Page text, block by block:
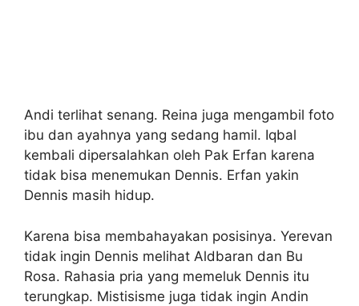
Andi terlihat senang. Reina juga mengambil foto
ibu dan ayahnya yang sedang hamil. Iqbal
kembali dipersalahkan oleh Pak Erfan karena
tidak bisa menemukan Dennis. Erfan yakin
Dennis masih hidup.
Karena bisa membahayakan posisinya. Yerevan
tidak ingin Dennis melihat Aldbaran dan Bu
Rosa. Rahasia pria yang memeluk Dennis itu
terungkap. Mistisisme juga tidak ingin Andin